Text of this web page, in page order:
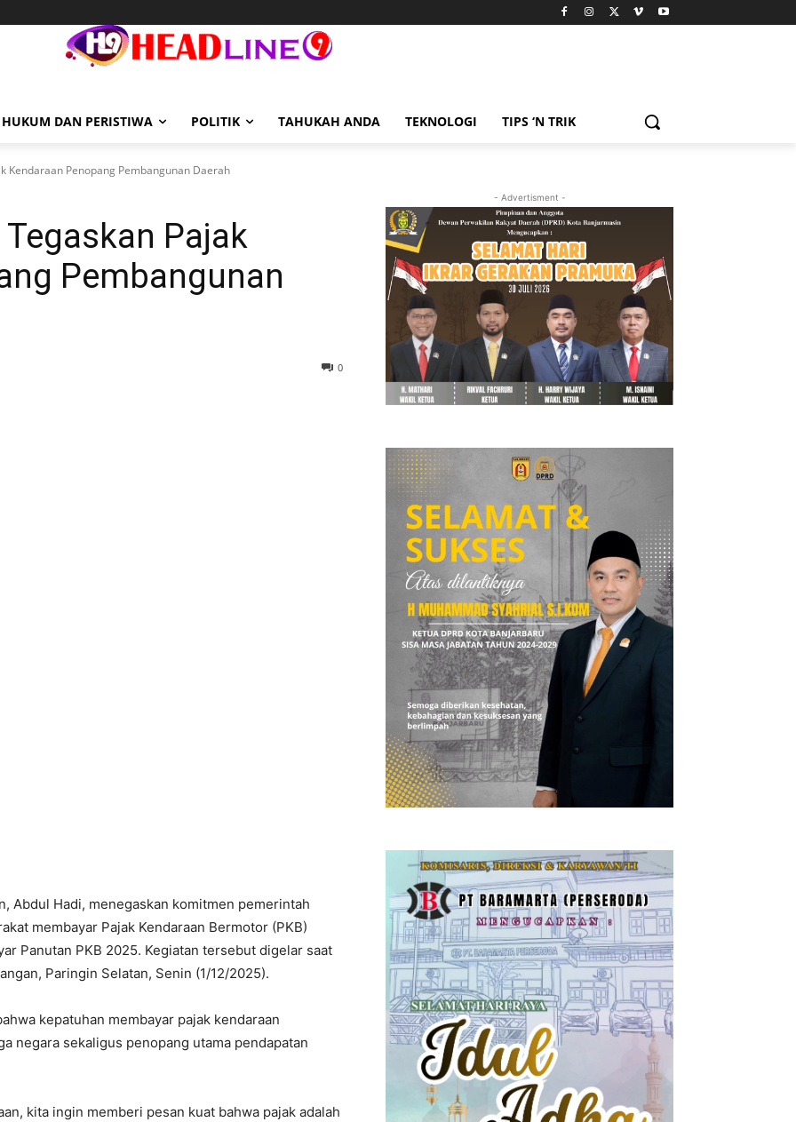
HUKUM DAN PERISTIWA POLITIK TAHUKAH ANDA TEKNOLOGI TIPS ‘N TRIK
Kendaraan Penopang Pembangunan Daerah
Pajak
Pembangunan
0
Abdul Hadi, menegaskan komitmen pemerintah
membayar Pajak Kendaraan Bermotor (PKB)
Panutan PKB 2025. Kegiatan tersebut digelar saat
Paringin Selatan, Senin (1/12/2025).
kepatuhan membayar pajak kendaraan
negara sekaligus penopang utama pendapatan
kita ingin memberi pesan kuat bahwa pajak adalah
- Advertisment -